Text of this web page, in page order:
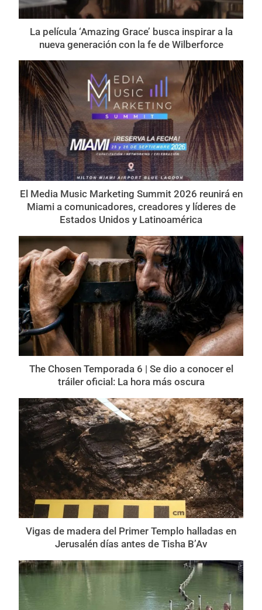
La película ‘Amazing Grace’ busca inspirar a la
nueva generación con la fe de Wilberforce
El Media Music Marketing Summit 2026 reunirá en
Miami a comunicadores, creadores y líderes de
Estados Unidos y Latinoamérica
The Chosen Temporada 6 | Se dio a conocer el
tráiler oficial: La hora más oscura
Vigas de madera del Primer Templo halladas en
Jerusalén días antes de Tisha B’Av